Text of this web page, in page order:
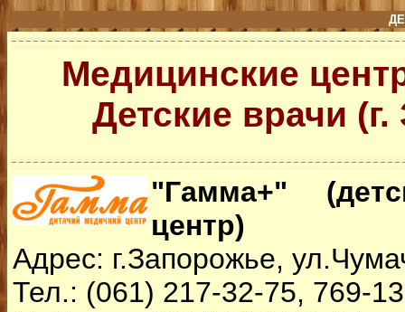
Медицинские
Детские врачи
"Гамма+"
центр)
Адрес: г.Запорожье,
Тел.: (061) 217-32-75, 769-